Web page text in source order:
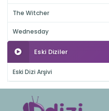
The Witcher
Wednesday
Eski Diziler
Eski Dizi Arşivi